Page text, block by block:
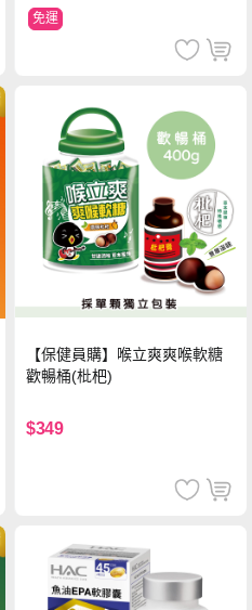
免運
【保健員購】喉立爽爽喉軟糖
歡暢桶(枇杷)
$349